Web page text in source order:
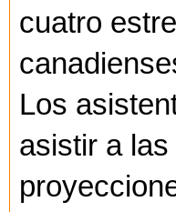
cuatro
Los
asistir a las